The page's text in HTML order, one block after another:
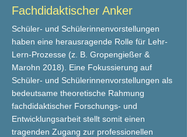
Fachdidaktischer Anker
Schüler- und Schülerinnenvorstellungen
haben eine herausragende Rolle für Lehr-
Lern-Prozesse (z. B. Gropengießer &
Marohn 2018). Eine Fokussierung auf
Schüler- und Schülerinnenvorstellungen als
bedeutsame theoretische Rahmung
fachdidaktischer Forschungs- und
Entwicklungsarbeit stellt somit einen
tragenden Zugang zur professionellen